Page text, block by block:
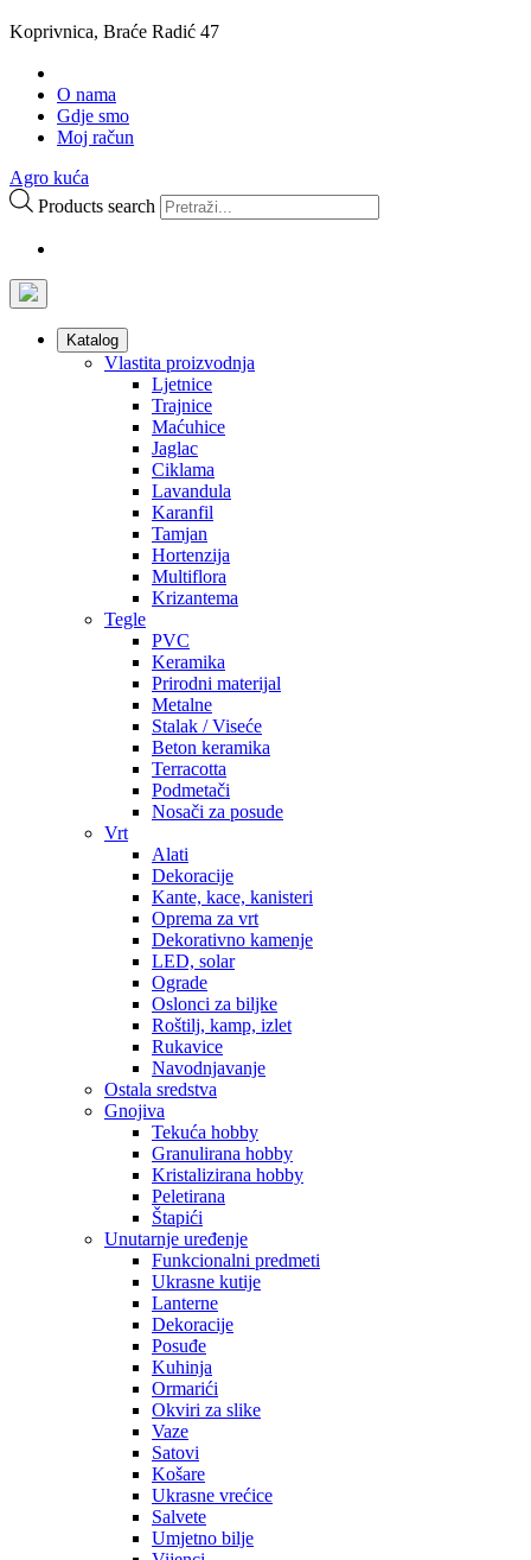
Koprivnica, Braće Radić 47
O nama
Gdje smo
Moj račun
Agro kuća
Products search
Katalog
Vlastita proizvodnja
Ljetnice
Trajnice
Maćuhice
Jaglac
Ciklama
Lavandula
Karanfil
Tamjan
Hortenzija
Multiflora
Krizantema
Tegle
PVC
Keramika
Prirodni materijal
Metalne
Stalak / Viseće
Beton keramika
Terracotta
Podmetači
Nosači za posude
Vrt
Alati
Dekoracije
Kante, kace, kanisteri
Oprema za vrt
Dekorativno kamenje
LED, solar
Ograde
Oslonci za biljke
Roštilj, kamp, izlet
Rukavice
Navodnjavanje
Ostala sredstva
Gnojiva
Tekuća hobby
Granulirana hobby
Kristalizirana hobby
Peletirana
Štapići
Unutarnje uređenje
Funkcionalni predmeti
Ukrasne kutije
Lanterne
Dekoracije
Posuđe
Kuhinja
Ormarići
Okviri za slike
Vaze
Satovi
Košare
Ukrasne vrećice
Salvete
Umjetno bilje